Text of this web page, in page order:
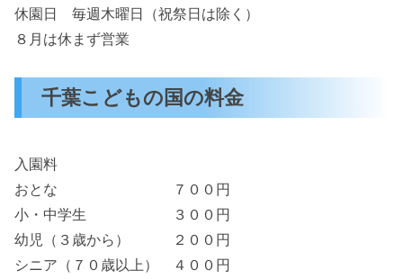
休園日 毎週木曜日（祝祭日は除く）
８月は休まず営業
千葉こどもの国の料金
入園料
おとな ７００円
小・中学生 ３００円
幼児（３歳から） ２００円
シニア（７０歳以上） ４００円